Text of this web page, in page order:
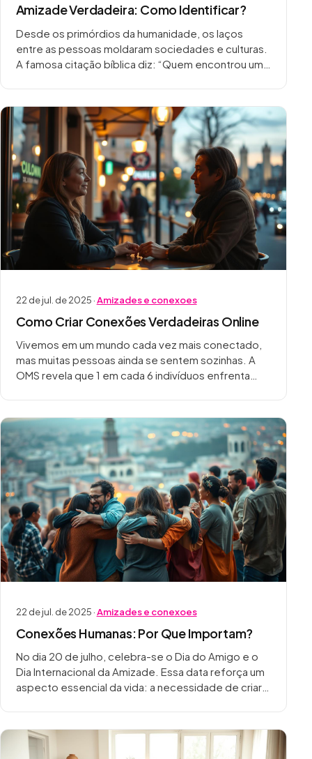
Amizade Verdadeira: Como Identificar?
Desde os primórdios da humanidade, os laços
entre as pessoas moldaram sociedades e culturas.
A famosa citação bíblica diz: “Quem encontrou um
22 de jul. de 2025 ·Amizades e conexoes
Como Criar Conexões Verdadeiras Online
Vivemos em um mundo cada vez mais conectado,
mas muitas pessoas ainda se sentem sozinhas. A
OMS revela que 1 em cada 6 indivíduos enfrenta
22 de jul. de 2025 ·Amizades e conexoes
Conexões Humanas: Por Que Importam?
No dia 20 de julho, celebra-se o Dia do Amigo e o
Dia Internacional da Amizade. Essa data reforça um
aspecto essencial da vida: a necessidade de criar e